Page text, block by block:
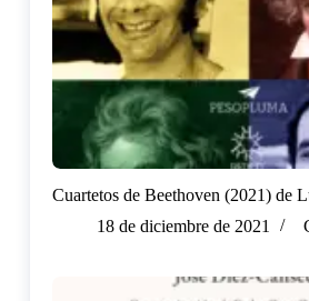
Cuartetos de Beethoven (2021) de
18 de diciembre de 2021